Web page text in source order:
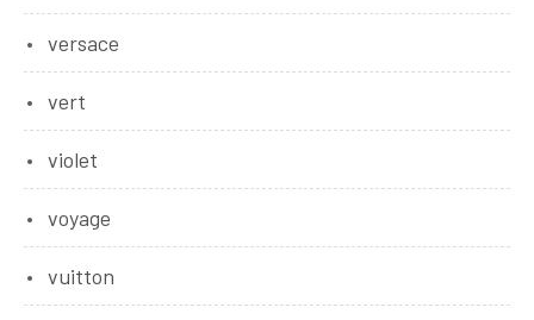
versace
vert
violet
voyage
vuitton